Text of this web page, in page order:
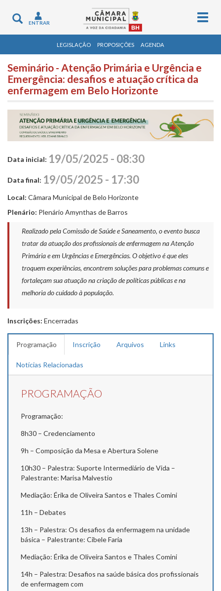
Toggle
navigation
ENTRAR
LEGISLAÇÃO PROPOSIÇÕES AGENDA
Seminário - Atenção Primária e Urgência e
Emergência: desafios e atuação crítica da
enfermagem em Belo Horizonte
Data inicial: 19/05/2025 - 08:30
Data final: 19/05/2025 - 17:30
Local: Câmara Municipal de Belo Horizonte
Plenário: Plenário Amynthas de Barros
Realizado pela Comissão de Saúde e Saneamento, o evento busca
tratar da atuação dos profissionais de enfermagem na Atenção
Primária e em Urgências e Emergências. O objetivo é que eles
troquem experiências, encontrem soluções para problemas comuns e
fortaleçam sua atuação na criação de políticas públicas e na
melhoria do cuidado à população.
Inscrições: Encerradas
Programação Inscrição Arquivos Links
Notícias Relacionadas
PROGRAMAÇÃO
Programação:
8h30 – Credenciamento
9h – Composição da Mesa e Abertura Solene
10h30 – Palestra: Suporte Intermediário de Vida –
Palestrante: Marisa Malvestio
Mediação: Érika de Oliveira Santos e Thales Comini
11h – Debates
13h – Palestra: Os desafios da enfermagem na unidade
básica – Palestrante: Cibele Faria
Mediação: Érika de Oliveira Santos e Thales Comini
14h – Palestra: Desafios na saúde básica dos profissionais
de enfermagem com